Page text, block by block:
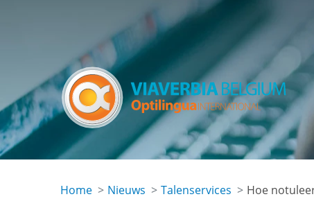
Home Nieuws Talenservices Hoe